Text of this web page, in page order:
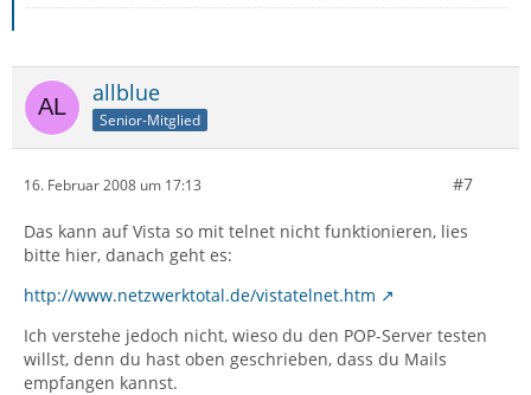
allblue
Senior-Mitglied
16. Februar 2008 um 17:13 #7
Das kann auf Vista so mit telnet nicht funktionieren, lies
bitte hier, danach geht es:
http://www.netzwerktotal.de/vistatelnet.htm
Ich verstehe jedoch nicht, wieso du den POP-Server testen
willst, denn du hast oben geschrieben, dass du Mails
empfangen kannst.